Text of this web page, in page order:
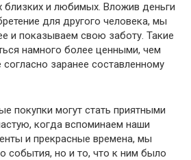
близких и любимых. Вложив деньги
для другого человека, мы
и показываем свою заботу. Такие
намного более ценными, чем
заранее составленному
покупки могут стать приятными
когда вспоминаем наши
и прекрасные времена, мы
события, но и то, что к ним было